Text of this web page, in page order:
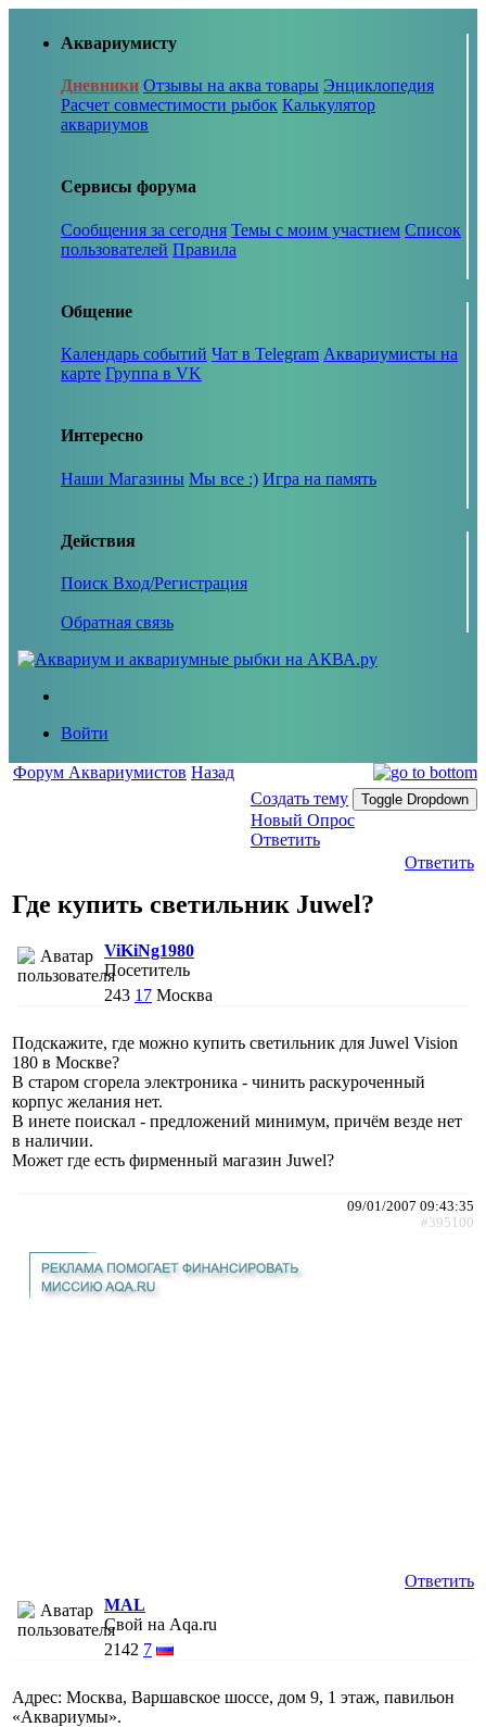
Аквариумисту
Дневники Отзывы на аква товары Энциклопедия
Расчет совместимости рыбок Калькулятор
аквариумов
Сервисы форума
Сообщения за сегодня Темы с моим участием Список
пользователей Правила
Общение
Календарь событий Чат в Telegram Аквариумисты на
карте Группа в VK
Интересно
Наши Магазины Мы все :) Игра на память
Действия
Поиск Вход/Регистрация
Обратная связь
Войти
Форум Аквариумистов Назад
Создать тему
Toggle Dropdown
Новый Опрос
Ответить
Ответить
Где купить светильник Juwel?
ViKiNg1980
Посетитель
243 17 Москва
Подскажите, где можно купить светильник для Juwel Vision
180 в Москве?
В старом сгорела электроника - чинить раскуроченный
корпус желания нет.
В инете поискал - предложений минимум, причём везде нет
в наличии.
Может где есть фирменный магазин Juwel?
09/01/2007 09:43:35
#395100
Ответить
MAL
Свой на Aqa.ru
2142 7
Адрес: Москва, Варшавское шоссе, дом 9, 1 этаж, павильон
«Аквариумы».